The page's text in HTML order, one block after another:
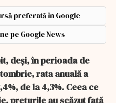
preferată în Google
pe Google News
deși, în perioada de
rata anuală a
de la 4,3%. Ceea ce
prețurile au scăzut față